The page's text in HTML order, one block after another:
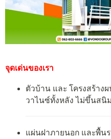
จุดเด่นของเรา
ตัวบ้าน และ โครงสร้าง
วาไนซ์ทั้งหลัง ไม่ขึ้นสนิ
แผ่นฝาภายนอก และพื้นร